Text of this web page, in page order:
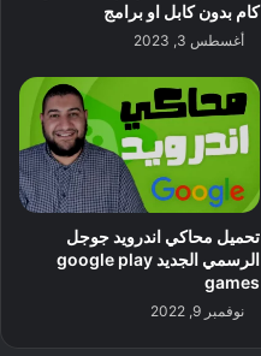
كام بدون كابل او برامج
أغسطس 3, 2023
تحميل محاكي اندرويد جوجل
الرسمي الجديد google play
games
نوفمبر 9, 2022